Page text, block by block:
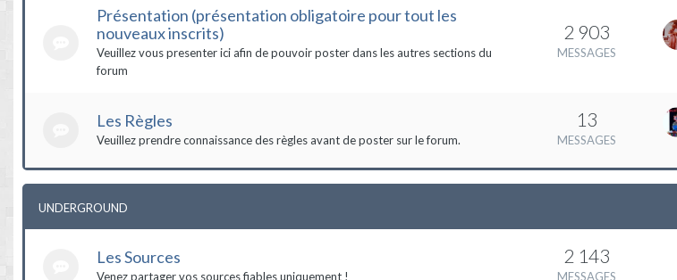
Présentation (présentation obligatoire pour tout les
nouveaux inscrits)
Veuillez vous presenter ici afin de pouvoir poster dans les autres sections du
forum
2 903
MESSAGES
Les Règles
Veuillez prendre connaissance des règles avant de poster sur le forum.
13
MESSAGES
UNDERGROUND
Les Sources
Venez partager vos sources fiables uniquement !
2 143
MESSAGES